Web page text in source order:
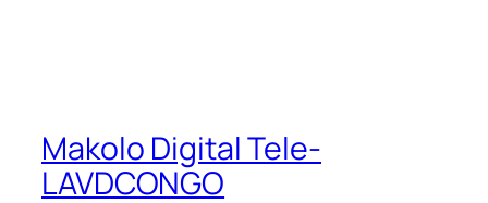
Makolo Digital Tele-
LAVDCONGO